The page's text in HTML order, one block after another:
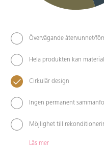
Övervägande återvunnet/
Hela produkten kan
Cirkulär design
Ingen permanent
Möjlighet till
Läs mer